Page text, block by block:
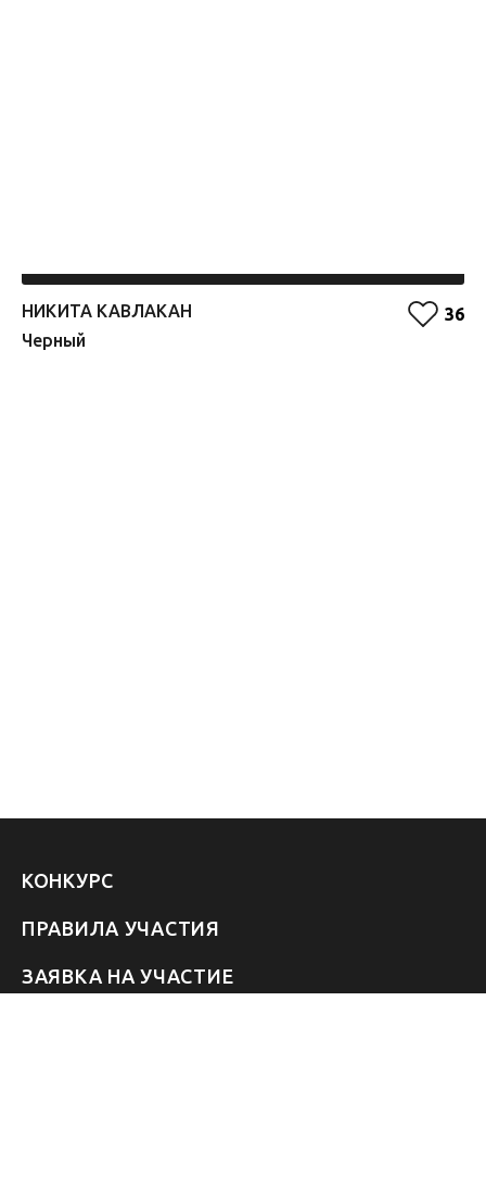
НИКИТА КАВЛАКАН
36
Черный
КОНКУРС
ПРАВИЛА УЧАСТИЯ
ЗАЯВКА НА УЧАСТИЕ